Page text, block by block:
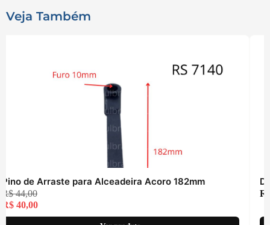
Veja Também
Pino de Arraste para Alceadeira Acoro 182mm
R$44,00
R$ 40,00